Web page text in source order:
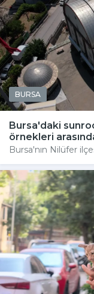
BURSA
Bursa'daki
örnekleri
Bursa'nın Nilüfer